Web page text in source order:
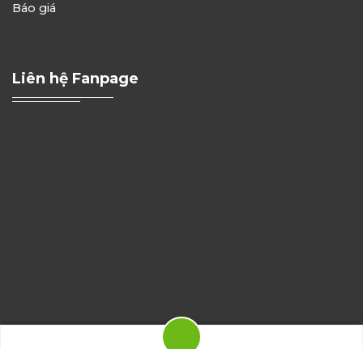
Báo giá
Liên hệ Fanpage